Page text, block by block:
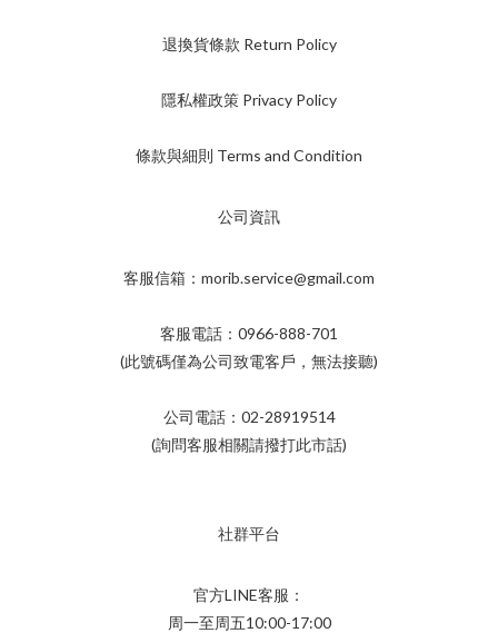
退換貨條款 Return Policy
隱私權政策 Privacy Policy
條款與細則 Terms and Condition
公司資訊
客服信箱：morib.service@gmail.com
客服電話：0966-888-701
(此號碼僅為公司致電客戶，無法接聽)
公司電話：02-28919514
(詢問客服相關請撥打此市話)
社群平台
官方LINE客服：
周一至周五10:00-17:00